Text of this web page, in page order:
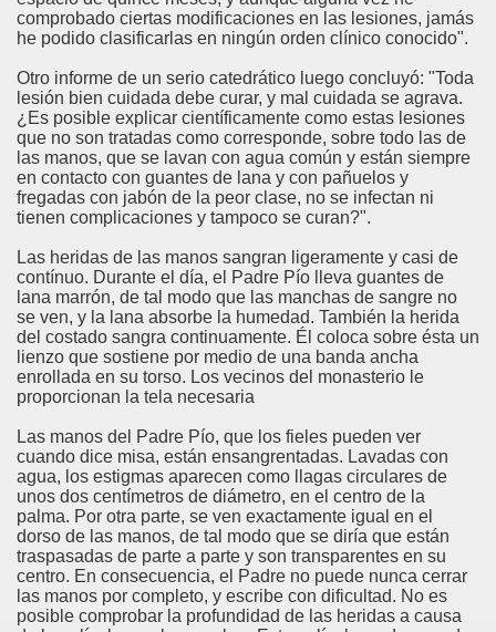
comprobado ciertas modificaciones en las lesiones, jamás
he podido clasificarlas en ningún orden clínico conocido".
Otro informe de un serio catedrático luego concluyó: "Toda
lesión bien cuidada debe curar, y mal cuidada se agrava.
¿Es posible explicar científicamente como estas lesiones
que no son tratadas como corresponde, sobre todo las de
las manos, que se lavan con agua común y están siempre
en contacto con guantes de lana y con pañuelos y
fregadas con jabón de la peor clase, no se infectan ni
tienen complicaciones y tampoco se curan?".
Las heridas de las manos sangran ligeramente y casi de
contínuo. Durante el día, el Padre Pío lleva guantes de
lana marrón, de tal modo que las manchas de sangre no
se ven, y la lana absorbe la humedad. También la herida
del costado sangra continuamente. Él coloca sobre ésta un
lienzo que sostiene por medio de una banda ancha
enrollada en su torso. Los vecinos del monasterio le
proporcionan la tela necesaria
Las manos del Padre Pío, que los fieles pueden ver
cuando dice misa, están ensangrentadas. Lavadas con
agua, los estigmas aparecen como llagas circulares de
unos dos centímetros de diámetro, en el centro de la
palma. Por otra parte, se ven exactamente igual en el
dorso de las manos, de tal modo que se diría que están
traspasadas de parte a parte y son transparentes en su
centro. En consecuencia, el Padre no puede nunca cerrar
las manos por completo, y escribe con dificultad. No es
posible comprobar la profundidad de las heridas a causa